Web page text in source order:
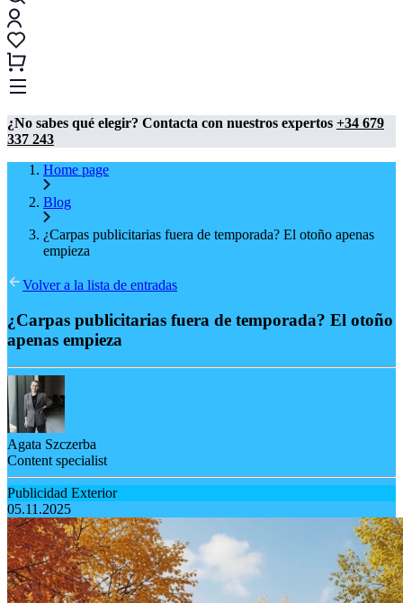
¿No sabes qué elegir? Contacta con nuestros expertos +34 679
337 243
Home page
Blog
¿Carpas publicitarias fuera de temporada? El otoño apenas
empieza
Volver a la lista de entradas
¿Carpas publicitarias fuera de temporada? El otoño
apenas empieza
Agata Szczerba
Content specialist
Publicidad Exterior
05.11.2025